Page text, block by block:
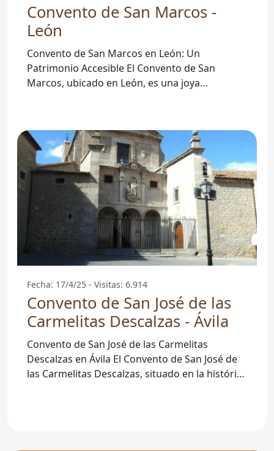
Convento de San Marcos -
León
Convento de San Marcos en León: Un
Patrimonio Accesible El Convento de San
Marcos, ubicado en León, es una joya
Fecha: 17/4/25 - Visitas: 6.914
Convento de San José de las
Carmelitas Descalzas - Ávila
Convento de San José de las Carmelitas
Descalzas en Ávila El Convento de San José de
las Carmelitas Descalzas, situado en la histórica